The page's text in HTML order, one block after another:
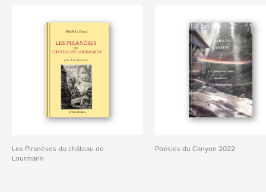
Les Piranèses du château de
Lourmarin
Poésies du Canyon 2022